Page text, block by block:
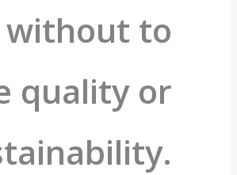
without to
quality or